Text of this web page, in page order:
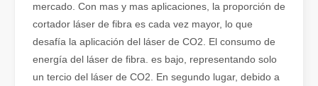
¿Cuánto cuesta una cortadora láser? ¿Cómo elegir la mejor?
mercado. Con mas y mas aplicaciones, la proporción de
cortador láser de fibra es cada vez mayor, lo que
desafía la aplicación del láser de CO2. El consumo de
energía del láser de fibra. es bajo, representando solo
un tercio del láser de CO2. En segundo lugar, debido a